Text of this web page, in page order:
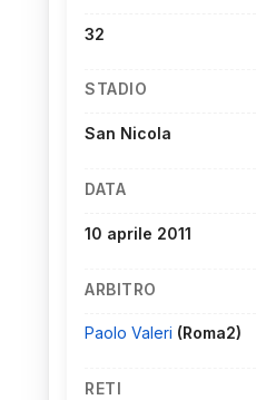
32
STADIO
San Nicola
DATA
10 aprile 2011
ARBITRO
Paolo Valeri (Roma2)
RETI